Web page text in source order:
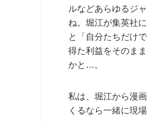
ルなどあらゆるジ
ね。堀江が集英社
と「自分たちだけ
得た利益をそのま
かと…。
私は、堀江から漫
くるなら一緒に現